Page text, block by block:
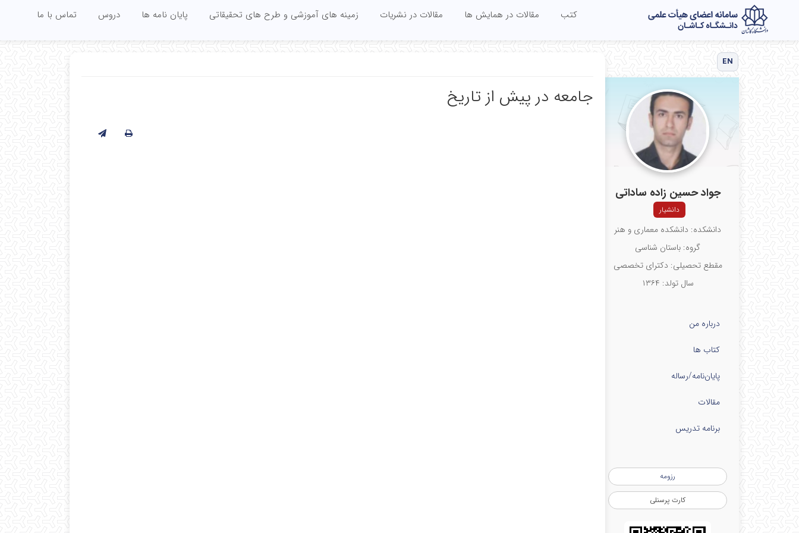
کتب مقالات در همایش ها مقالات در نشریات زمینه های آموزشی و طرح های تحقیقاتی پایان نامه ها دروس تماس با ما
EN
جواد حسین زاده ساداتی
دانشیار
دانشکده: دانشکده معماری و هنر
گروه: باستان شناسی
مقطع تحصیلی: دکترای تخصصی
سال تولد: ۱۳۶۴
درباره من
کتاب ها
پایان‌نامه‌/رساله
مقالات
برنامه تدریس
رزومه
کارت پرسنلی
جامعه در پیش از تاریخ